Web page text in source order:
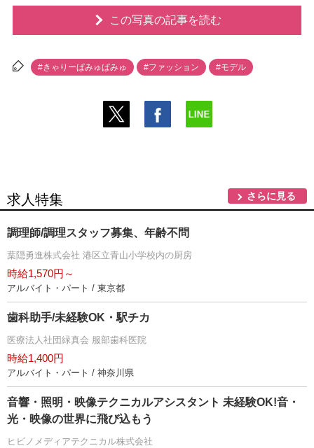
この写真の記事を読む
#きゃりーぱみゅぱみゅ #ファッション #モデル
求人特集 さらに見る
調理師/調理スタッフ募集、年齢不問
葉隠勇進株式会社 港区立青山小学校内の厨房
時給1,570円～
アルバイト・パート / 東京都
歯科助手/未経験OK・駅チカ
医療法人社団緑真会 服部歯科医院
時給1,400円
アルバイト・パート / 神奈川県
音響・照明・映像テクニカルアシスタント 未経験OK!音・
光・映像の世界に飛び込もう
ヒビノメディアテクニカル株式会社